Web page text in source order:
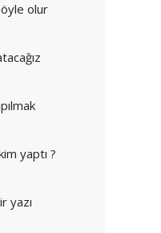
olur
yaptı ?
yazı